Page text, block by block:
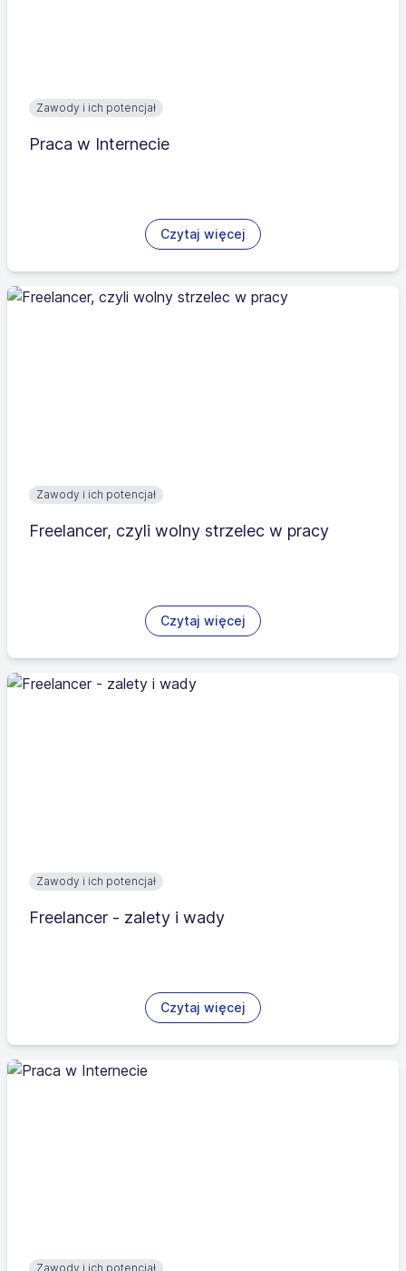
Zawody i ich potencjał
Praca w Internecie
Czytaj więcej
Zawody i ich potencjał
Freelancer, czyli wolny strzelec w pracy
Czytaj więcej
Zawody i ich potencjał
Freelancer - zalety i wady
Czytaj więcej
Zawody i ich potencjał